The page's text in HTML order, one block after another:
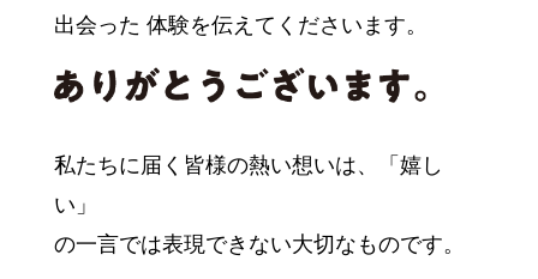
出会った 体験を伝えてくださいます。
私たちに届く皆様の熱い想いは、
「嬉し
い」
の一言では表現できない大切なものです。